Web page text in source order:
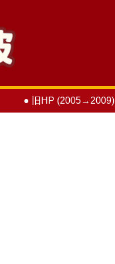
● 旧HP (2005→2009)